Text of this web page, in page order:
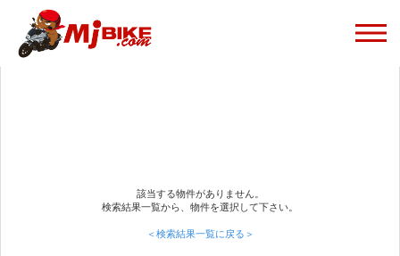
該当する物件がありません。
検索結果一覧から、物件を選択して下さい。
＜検索結果一覧に戻る＞